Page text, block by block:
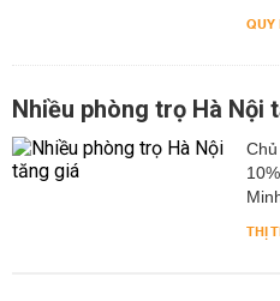
Nhiều phòng trọ Hà Nội
THỊ